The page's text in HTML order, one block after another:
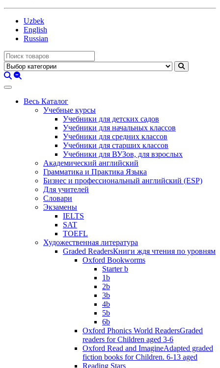
Uzbek
English
Russian
Весь Каталог
Учебные курсы
Учебники для детских садов
Учебники для начальных классов
Учебники для средних классов
Учебники для старших классов
Учебники для ВУЗов, для взрослых
Академический английский
Грамматика и Практика Языка
Бизнес и профессиональный английский (ESP)
Для учителей
Словари
Экзамены
IELTS
SAT
TOEFL
Художественная литература
Graded ReadersКниги ждя чтения по уровням
Oxford Bookworms
Starter b
1b
2b
3b
4b
5b
6b
Oxford Phonics World ReadersGraded
readers for Children aged 3-6
Oxford Read and ImagineAdapted graded
fiction books for Children. 6-13 aged
Reading Stars